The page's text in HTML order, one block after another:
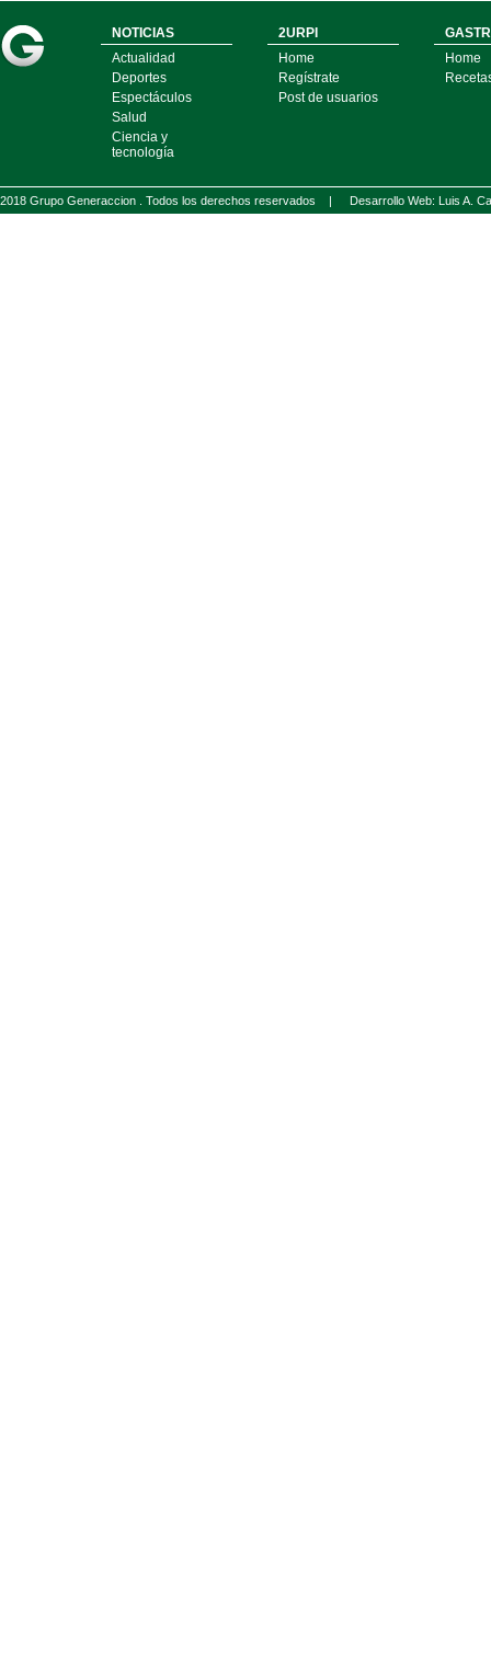
NOTICIAS
Actualidad
Deportes
Espectáculos
Salud
Ciencia y
tecnología
2URPI
Home
Regístrate
Post de usuarios
Home
2018 Grupo Generaccion . Todos los derechos reservados | Desarrollo Web: Luis